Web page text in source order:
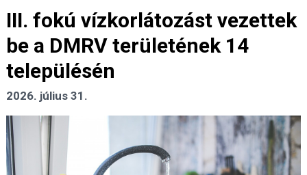
III. fokú vízkorlátozást vezettek
be a DMRV területének 14
településén
2026. július 31.